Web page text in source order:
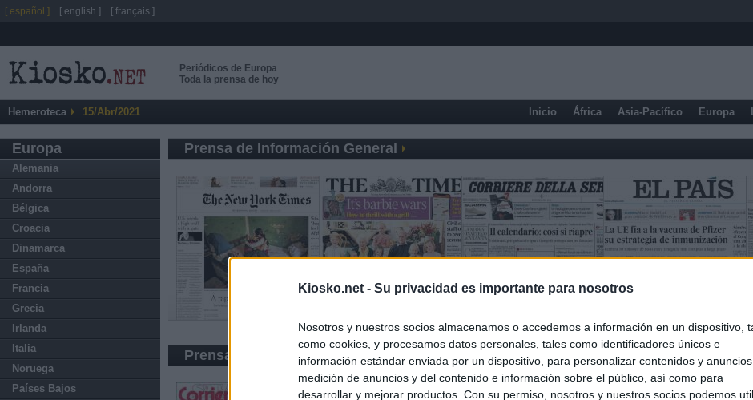
Kiosko.net - Su privacidad es importante para nosotros
Nosotros y nuestros socios almacenamos o accedemos a información en un dispositivo,
como cookies, y procesamos datos personales, tales como identificadores únicos e
información estándar enviada por un dispositivo, para personalizar contenidos y anuncios,
medición de anuncios y del contenido e información sobre el público, así como para
desarrollar y mejorar productos. Con su permiso, nosotros y nuestros socios podemos
Periódicos de Europa
Toda la prensa de hoy
Hemeroteca 15/Abr/2021 Inicio África Asia-Pacífico Europa
Europa
Alemania
Andorra
Bélgica
Croacia
Dinamarca
España
Francia
Grecia
Irlanda
Italia
Noruega
Países Bajos
Prensa de Información General
Prensa Deportiva
[ español ] [ english ] [ français ]